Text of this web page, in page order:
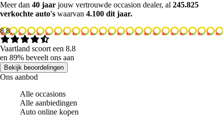
Meer dan 40 jaar jouw vertrouwde occasion dealer, al 245.825
verkochte auto's waarvan 4.100 dit jaar.
8.8
Vaartland scoort een 8.8
en 89% beveelt ons aan
Bekijk beoordelingen
Ons aanbod
Alle occasions
Alle aanbiedingen
Auto online kopen